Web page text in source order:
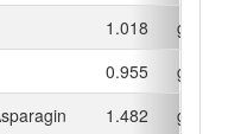
1.018
g
0.955
g
1.482
g